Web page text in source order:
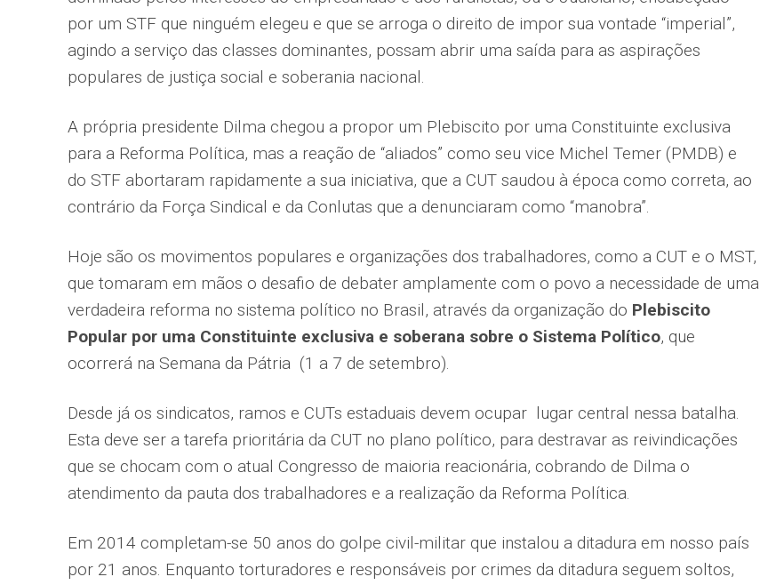
por um STF que ninguém elegeu e que se arroga o direito de impor sua vontade “imperial”,
agindo a serviço das classes dominantes, possam abrir uma saída para as aspirações
populares de justiça social e soberania nacional.
A própria presidente Dilma chegou a propor um Plebiscito por uma Constituinte exclusiva
para a Reforma Política, mas a reação de “aliados” como seu vice Michel Temer (PMDB) e
do STF abortaram rapidamente a sua iniciativa, que a CUT saudou à época como correta, ao
contrário da Força Sindical e da Conlutas que a denunciaram como “manobra”.
Hoje são os movimentos populares e organizações dos trabalhadores, como a CUT e o MST,
que tomaram em mãos o desafio de debater amplamente com o povo a necessidade de uma
verdadeira reforma no sistema político no Brasil, através da organização do Plebiscito
Popular por uma Constituinte exclusiva e soberana sobre o Sistema Político, que
ocorrerá na Semana da Pátria (1 a 7 de setembro).
Desde já os sindicatos, ramos e CUTs estaduais devem ocupar lugar central nessa batalha.
Esta deve ser a tarefa prioritária da CUT no plano político, para destravar as reivindicações
que se chocam com o atual Congresso de maioria reacionária, cobrando de Dilma o
atendimento da pauta dos trabalhadores e a realização da Reforma Política.
Em 2014 completam-se 50 anos do golpe civil-militar que instalou a ditadura em nosso país
por 21 anos. Enquanto torturadores e responsáveis por crimes da ditadura seguem soltos,